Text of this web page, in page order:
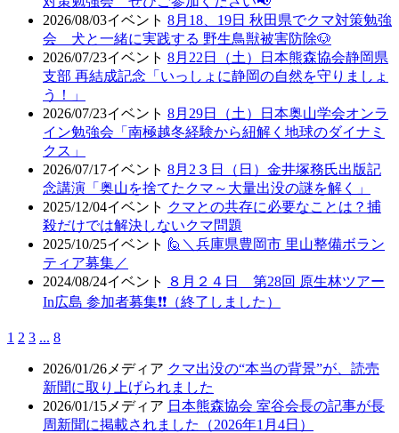
2026/08/03イベント 8月18、19日 秋田県でクマ対策勉強
会 犬と一緒に実践する 野生鳥獣被害防除🐶
2026/07/23イベント 8月22日（土）日本熊森協会静岡県
支部 再結成記念「いっしょに静岡の自然を守りましょ
う！」
2026/07/23イベント 8月29日（土）日本奥山学会オンラ
イン勉強会「南極越冬経験から紐解く地球のダイナミ
クス」
2026/07/17イベント 8月2３日（日）金井塚務氏出版記
念講演「奥山を捨てたクマ～大量出没の謎を解く」
2025/12/04イベント クマとの共存に必要なことは？捕
殺だけでは解決しないクマ問題
2025/10/25イベント 🙋＼兵庫県豊岡市 里山整備ボラン
ティア募集／
2024/08/24イベント
８月２４日 第28回 原生林ツアー
In広島 参加者募集❗❗（終了しました）
1 2 3 ... 8
2026/01/26 メディア クマ出没の“本当の背景”が、読売
新聞に取り上げられました
2026/01/15 メディア 日本熊森協会 室谷会長の記事が長
周新聞に掲載されました（2026年1月4日）